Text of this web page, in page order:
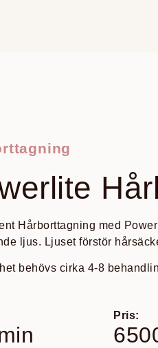
Hårborttagning med
ljus. Ljuset förstör
behövs cirka 4-8
Pris: